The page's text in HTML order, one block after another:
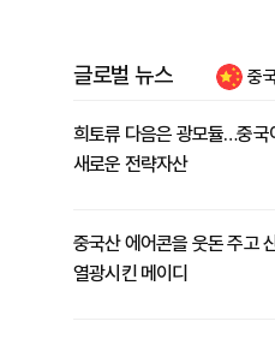
글로벌 뉴스 중
희토류 다음은 광모듈…중국
새로운 전략자산
중국산 에어콘을 웃돈 주고
열광시킨 메이디